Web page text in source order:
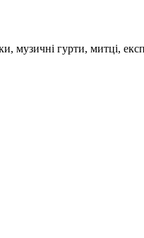
музичні гурти,